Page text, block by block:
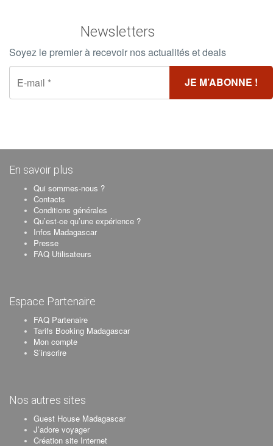
Newsletters
Soyez le premier à recevoir nos actualités et deals
En savoir plus
Qui sommes-nous ?
Contacts
Conditions générales
Qu’est-ce qu’une expérience ?
Infos Madagascar
Presse
FAQ Utilisateurs
Espace Partenaire
FAQ Partenaire
Tarifs Booking Madagascar
Mon compte
S’inscrire
Nos autres sites
Guest House Madagascar
J’adore voyager
Création site Internet